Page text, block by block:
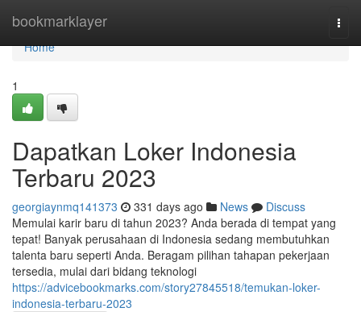
bookmarklayer
Home
Home
1
Dapatkan Loker Indonesia
Terbaru 2023
georgiaynmq141373 331 days ago News
Discuss
Memulai karir baru di tahun 2023? Anda berada di tempat yang
tepat! Banyak perusahaan di Indonesia sedang membutuhkan
talenta baru seperti Anda. Beragam pilihan tahapan pekerjaan
tersedia, mulai dari bidang teknologi
https://advicebookmarks.com/story27845518/temukan-loker-
indonesia-terbaru-2023